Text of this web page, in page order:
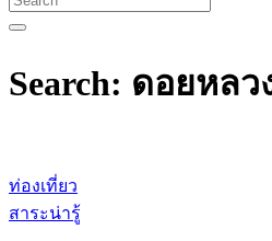
Search: ดอยหลว
ท่องเที่ยว
สาระน่ารู้